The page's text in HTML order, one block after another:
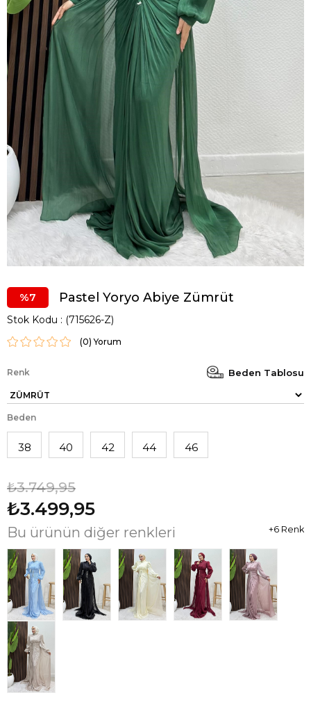
7 Pastel Yoryo Abiye Zümrüt
Stok Kodu (715626-Z)
(0)
Renk Beden Tablosu
Beden
38 40 42 44 46
₺3.749,95
₺3.499,95
Bu ürünün diğer renkleri +6 Renk